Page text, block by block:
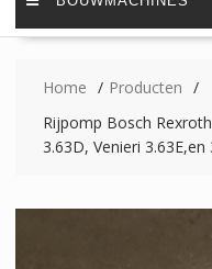
Home
Producten
Rijpomp Bosch
3.63D, Venieri